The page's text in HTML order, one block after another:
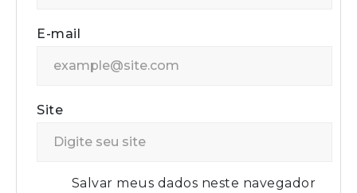
E-mail
Site
Salvar meus dados neste navegador